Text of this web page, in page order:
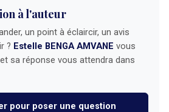
à l'auteur
un point à éclaircir, un avis
? Estelle BENGA AMVANE vous
sa réponse vous attendra dans
pour poser une question